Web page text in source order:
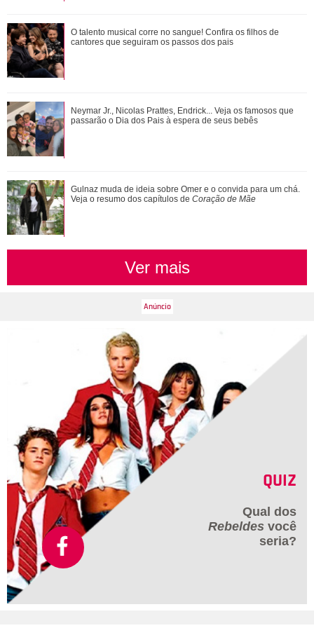
estiver, quem está?.
@mairacardi
Divulgação 3/33
Em outra ocasião, ela contou, através de uma entrevista para
variáveis antes de decidir não perdoar alguém amado e ainda
criticou mulheres que escolhem amor próprio à saudade: - Me
marido mas eu não vou voltar com ele porque eu me amo. Eu
Porque se você se amasse, você não estaria fazendo isso
com você. Lembrando que Maíra viveu um relacionamento
conturbado com Arthur Aguiar - marcado por muitas idas e
vindas - e traições do ator.
O talento musical corre no sangue! Confira os filhos de
cantores que seguiram os passos dos p...
João Raul diz para Agrado que não está conseguindo
conviver com seu sucesso. Veja os resum...
O talento musical corre no sangue! Confira os filhos de
cantores que seguiram os passos dos pais
Neymar Jr., Nicolas Prattes, Endrick... Veja os famosos que
passarão o Dia dos Pais à espera de seus bebês
Gulnaz muda de ideia sobre Omer e o convida para um chá.
Veja o resumo dos capítulos de Coração de Mãe
Ver mais
QUIZ
Qual dos
Rebeldes você
seria?